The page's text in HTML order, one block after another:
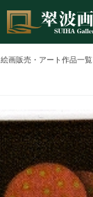
絵画販売・アート作品一覧